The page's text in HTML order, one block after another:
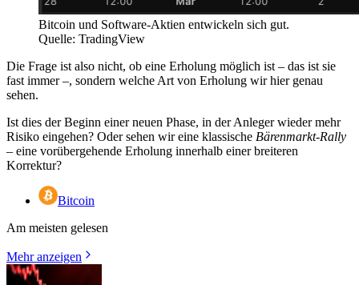
Bitcoin und Software-Aktien entwickeln sich gut.
Quelle: TradingView
Die Frage ist also nicht, ob eine Erholung möglich ist – das ist sie
fast immer –, sondern welche Art von Erholung wir hier genau
sehen.
Ist dies der Beginn einer neuen Phase, in der Anleger wieder mehr
Risiko eingehen? Oder sehen wir eine klassische Bärenmarkt-Rally
– eine vorübergehende Erholung innerhalb einer breiteren
Korrektur?
Bitcoin
Am meisten gelesen
Mehr anzeigen